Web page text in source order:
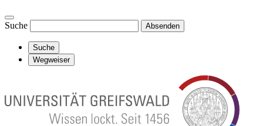
Suche Absenden
Suche
Wegweiser